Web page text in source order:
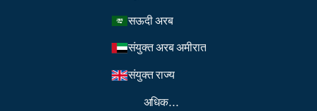
सऊदी अरब
संयुक्त अरब अमीरात
संयुक्त राज्य
अधिक...